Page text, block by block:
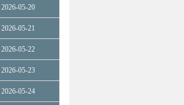
2026-05-20
2026-05-21
2026-05-22
2026-05-23
2026-05-24